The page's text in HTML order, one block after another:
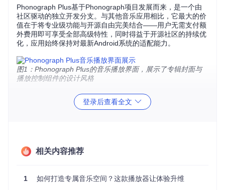
Phonograph Plus基于Phonograph项目发展而来，是一个由
社区驱动的独立开发分支。与其他音乐应用相比，它最大的价
值在于将专业级功能与开源自由完美结合——用户无需支付额
外费用即可享受全部高级特性，同时得益于开源社区的持续优
化，应用始终保持对最新Android系统的适配能力。
图1：Phonograph Plus的音乐播放界面，展示了专辑封面与
播放控制组件的设计风格
核心功能解析：五大特性提升使用体验
活性使得播放器能够适应不同用户的操作习惯，无论是极简派
2. 智能环境适应
登录后查看全文
相关内容推荐
1 如何打造专属音乐空间？这款播放器让体验升维